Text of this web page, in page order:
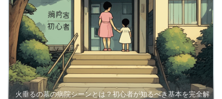
火垂るの墓の病院シーンとは？初心者が知るべき基本を完全解